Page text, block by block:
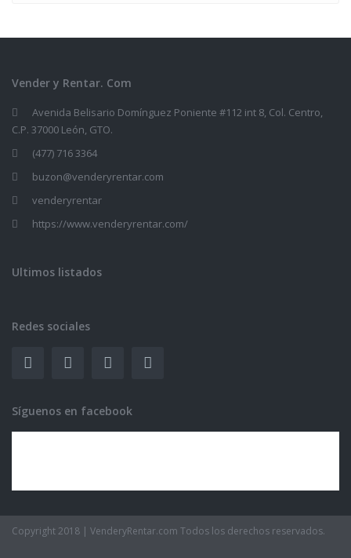
Vender y Rentar. Com
Avenida Belisario Domínguez Poniente #112 int 8, Col. Centro,
C.P. 37000 León, GTO.
(477) 716 3364
buzon@venderyrentar.com
venderyrentar
https://www.venderyrentar.com/
Ultimos listados
Redes sociales
Síguenos en facebook
Copyright 2018 | VenderyRentar.com Todos los derechos reservados.